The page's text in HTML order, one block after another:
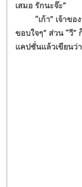
เสมอ รักนะจ๊ะ”
“เก้า” เจ้าของ
ขอบใจๆ” ส่วน “วี”
แคปชั่นแล้วเขียนว่า